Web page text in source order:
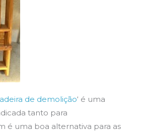
de demolição‘ é uma
tanto para
é uma boa alternativa para as